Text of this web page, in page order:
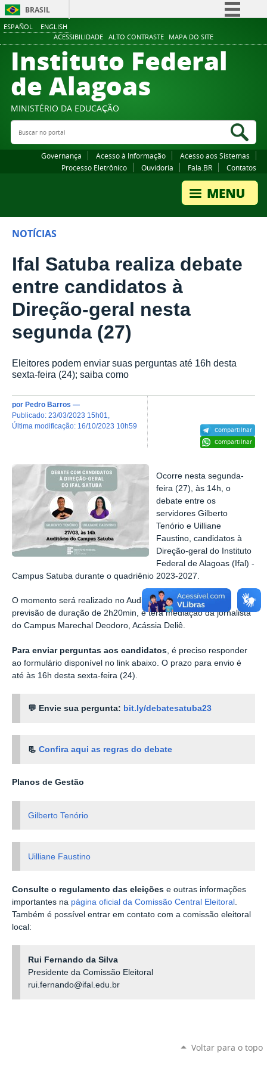
ESPAÑOL ENGLISH
ACESSIBILIDADE ALTO CONTRASTE MAPA DO SITE
BRASIL
Comunica BR
Participe
Canais
Instituto Federal
de Alagoas
MINISTÉRIO DA EDUCAÇÃO
Buscar no portal
Governança Acesso à Informação
Acesso aos Sistemas
Processo Eletrônico
Ouvidoria Fala.BR Contatos
NOTÍCIAS
Ifal Satuba realiza debate
entre candidatos à
Direção-geral nesta
segunda (27)
Eleitores podem enviar suas perguntas até 16h desta
sexta-feira (24); saiba como
Compartilhar
Compartilhar
por Pedro Barros —
publicado: 23/03/2023 15h01
última modificação: 16/10/2023 10h59
Ocorre nesta segunda-
feira (27), às 14h, o
debate entre os
servidoresGilberto
Tenório e Uilliane
Faustino, candidatosà
Direção-geral do Instituto
Federal de Alagoas (Ifal) -
Campus Satuba durante o quadriênio 2023-2027.
O momento será realizado no Auditório da unidade, com
previsão de duração de 2h20min, e terá mediação da jornalista
do Campus Marechal Deodoro, Acássia Deliê.
Para enviar perguntas aos candidatos , é preciso responder
ao formulário disponível no link abaixo. O prazo para envio é
até às 16h desta sexta-feira (24).
💬 Envie sua pergunta: bit.ly/debatesatuba23
📃Confira aqui as regras do debate
Planos de Gestão
Gilberto Tenório
Uilliane Faustino
Consulte o regulamento das eleições e outras informações
importantes na página oficial da Comissão Central Eleitoral
Também é possível entrar em contato com a comissão eleitoral
local:
Rui Fernando da Silva
Presidente da Comissão Eleitoral
rui.fernando@ifal.edu.br
Voltar para o topo